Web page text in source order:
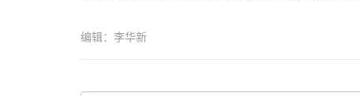
编辑：李华新